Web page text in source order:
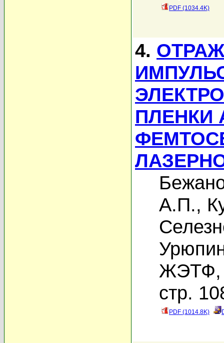
PDF (1034.4K)
4.
А.П.,
ЖЭТФ,
стр.
PDF (1014.8K)